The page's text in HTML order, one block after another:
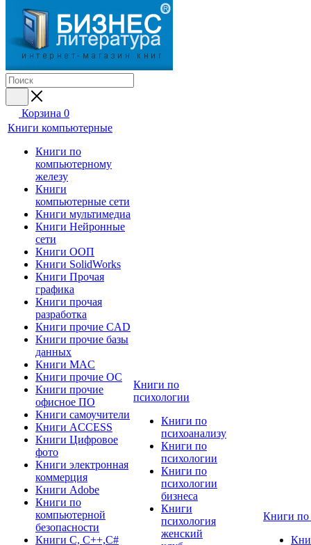
Корзина 0
Книги компьютерные
Книги по
компьютерному
железу
Книги
компьютерные сети
Книги мультимедиа
Книги Нейронные
сети
Книги ООП
Книги SolidWorks
Книги Прочая
графика
Книги прочая
разработка
Книги прочие CAD
Книги прочие базы
данных
Книги MAC
Книги прочие ОС
Книги прочие
офисное ПО
Книги самоучители
Книги ACCESS
Книги Цифровое
фото
Книги электронная
коммерция
Книги Adobe
Книги по
компьютерной
безопасности
Книги C, C++,С#
Книги по
психологии
Книги по
психоанализу
Книги по
психологии
Книги по
психологии
бизнеса
Книги
психология
женский
Книги по